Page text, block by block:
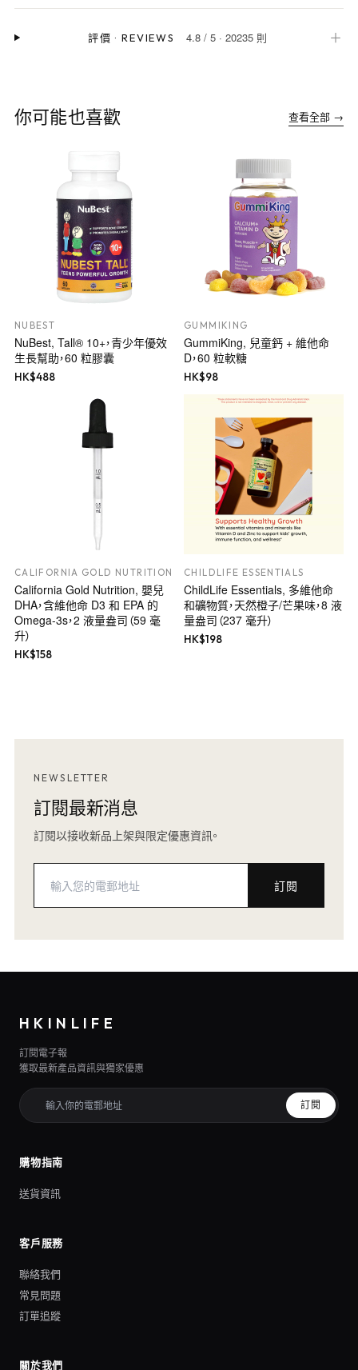
評價 ·REVIEWS 4.8/ 5· 20235 則 ＋
你可能也喜歡 查看全部 →
NUBEST
NuBest, Tall® 10+，青少年優效
生長幫助，60 粒膠囊
HK$488
GUMMIKING
GummiKing, 兒童鈣 + 維他命
D，60 粒軟糖
HK$98
CALIFORNIA GOLD NUTRITION
California Gold Nutrition, 嬰兒
DHA，含維他命 D3 和 EPA 的
Omega-3s，2 液量盎司（59 毫
升）
HK$158
CHILDLIFE ESSENTIALS
ChildLife Essentials, 多維他命
和礦物質，天然橙子/芒果味，8 液
量盎司（237 毫升）
HK$198
NEWSLETTER
訂閱最新消息
訂閱以接收新品上架與限定優惠資訊。
訂閱
HKINLIFE
訂閱電子報
獲取最新產品資訊與獨家優惠
訂閱
購物指南
送貨資訊
客戶服務
聯絡我們
常見問題
訂單追蹤
關於我們